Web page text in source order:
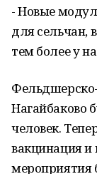
- Новые
для сельчан,
тем более у
Нагайбаково
человек.
вакцинация и
мероприятия